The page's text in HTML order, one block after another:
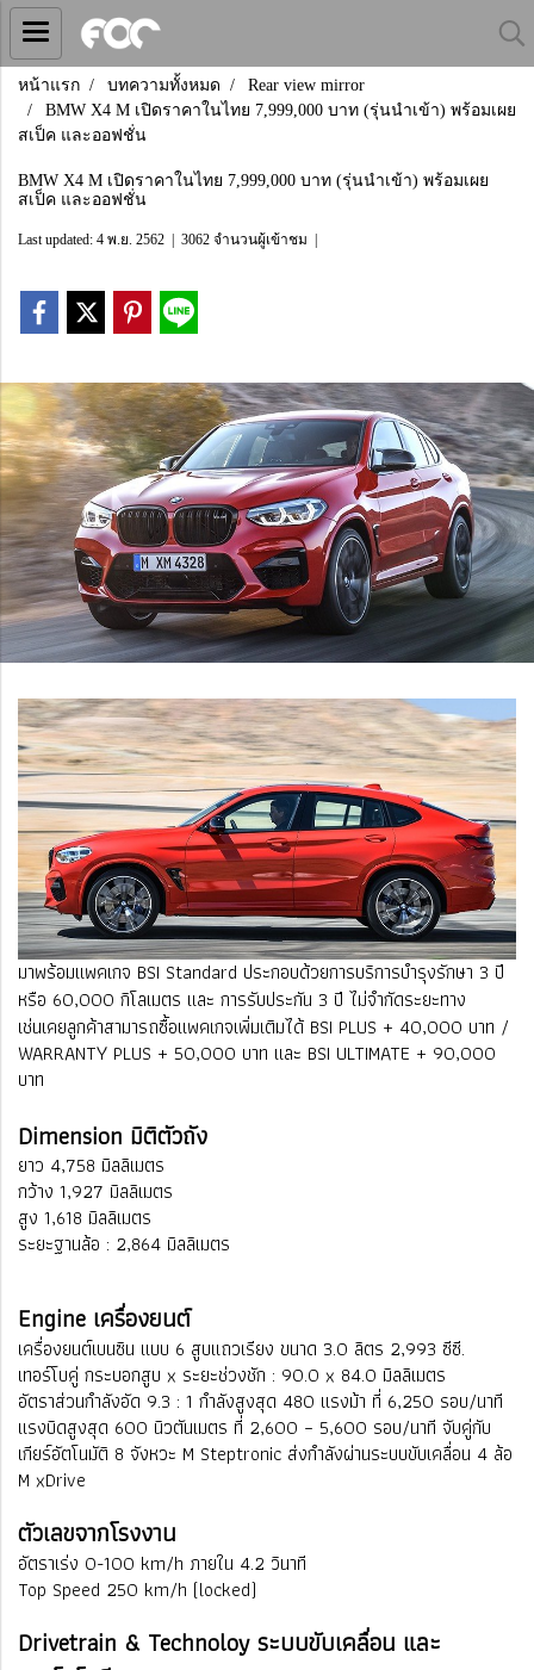
หน้าแรก บทความทั้งหมด
Rear view mirror
BMW X4 M เปิดราคาในไทย 7,999,000 บาท (รุ่นนำเข้า) พร้อมเผย
สเป็ค และออฟชั่น
BMW X4 M เปิดราคาในไทย 7,999,000 บาท (รุ่นนำเข้า) พร้อมเผย
สเป็ค และออฟชั่น
Last updated: 4 พ.ย. 2562 3062 จำนวนผู้เข้าชม
มาพร้อมแพคเกจ BSI Standard ประกอบด้วยการบริการบำรุงรักษา 3 ปี
หรือ 60,000 กิโลเมตร และ การรับประกัน 3 ปี ไม่จำกัดระยะทาง
เช่นเคยลูกค้าสามารถซื้อแพคเกจเพิ่มเติมได้ BSI PLUS + 40,000 บาท /
WARRANTY PLUS + 50,000 บาท และ BSI ULTIMATE + 90,000
บาท
Dimension มิติตัวถัง
ยาว 4,758 มิลลิเมตร
กว้าง 1,927 มิลลิเมตร
สูง 1,618 มิลลิเมตร
ระยะฐานล้อ : 2,864 มิลลิเมตร
Engine เครื่องยนต์
เครื่องยนต์เบนซิน แบบ 6 สูบแถวเรียง ขนาด 3.0 ลิตร 2,993 ซีซี.
เทอร์โบคู่ กระบอกสูบ x ระยะช่วงชัก : 90.0 x 84.0 มิลลิเมตร
อัตราส่วนกำลังอัด 9.3 : 1 กำลังสูงสุด 480 แรงม้า ที่ 6,250 รอบ/นาที
แรงบิดสูงสุด 600 นิวตันเมตร ที่ 2,600 – 5,600 รอบ/นาที จับคู่กับ
เกียร์อัตโนมัติ 8 จังหวะ M Steptronic ส่งกำลังผ่านระบบขับเคลื่อน 4 ล้อ
M xDrive
ตัวเลขจากโรงงาน
อัตราเร่ง 0-100 km/h ภายใน 4.2 วินาที
Top Speed 250 km/h (locked)
Drivetrain & Technoloy ระบบขับเคลื่อน และ